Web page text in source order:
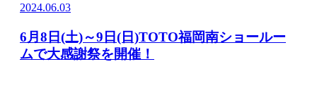
2024.06.03
6月8日(土)～9日(日)TOTO福岡南ショールー
ムで大感謝祭を開催！